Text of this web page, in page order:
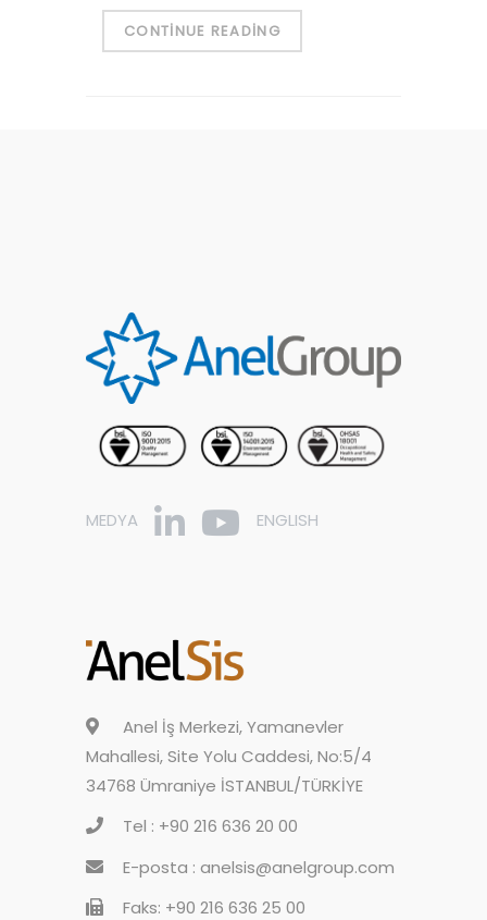
CONTINUE READING
MEDYA ENGLISH
Anel İş Merkezi, Yamanevler
Mahallesi, Site Yolu Caddesi, No:5/4
34768 Ümraniye İSTANBUL/TÜRKİYE
Tel : +90 216 636 20 00
E-posta : anelsis@anelgroup.com
Faks: +90 216 636 25 00